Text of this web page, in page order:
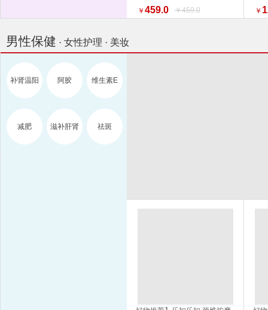
12Y18 水壶 电热水壶 品质生活
厨具 换新季 健康生活家居
￥ 459.0 ￥459.0
外
￥
男性保健 · 女性护理 · 美妆
补肾温阳 阿胶 维生素E
减肥 滋补肝肾 祛斑